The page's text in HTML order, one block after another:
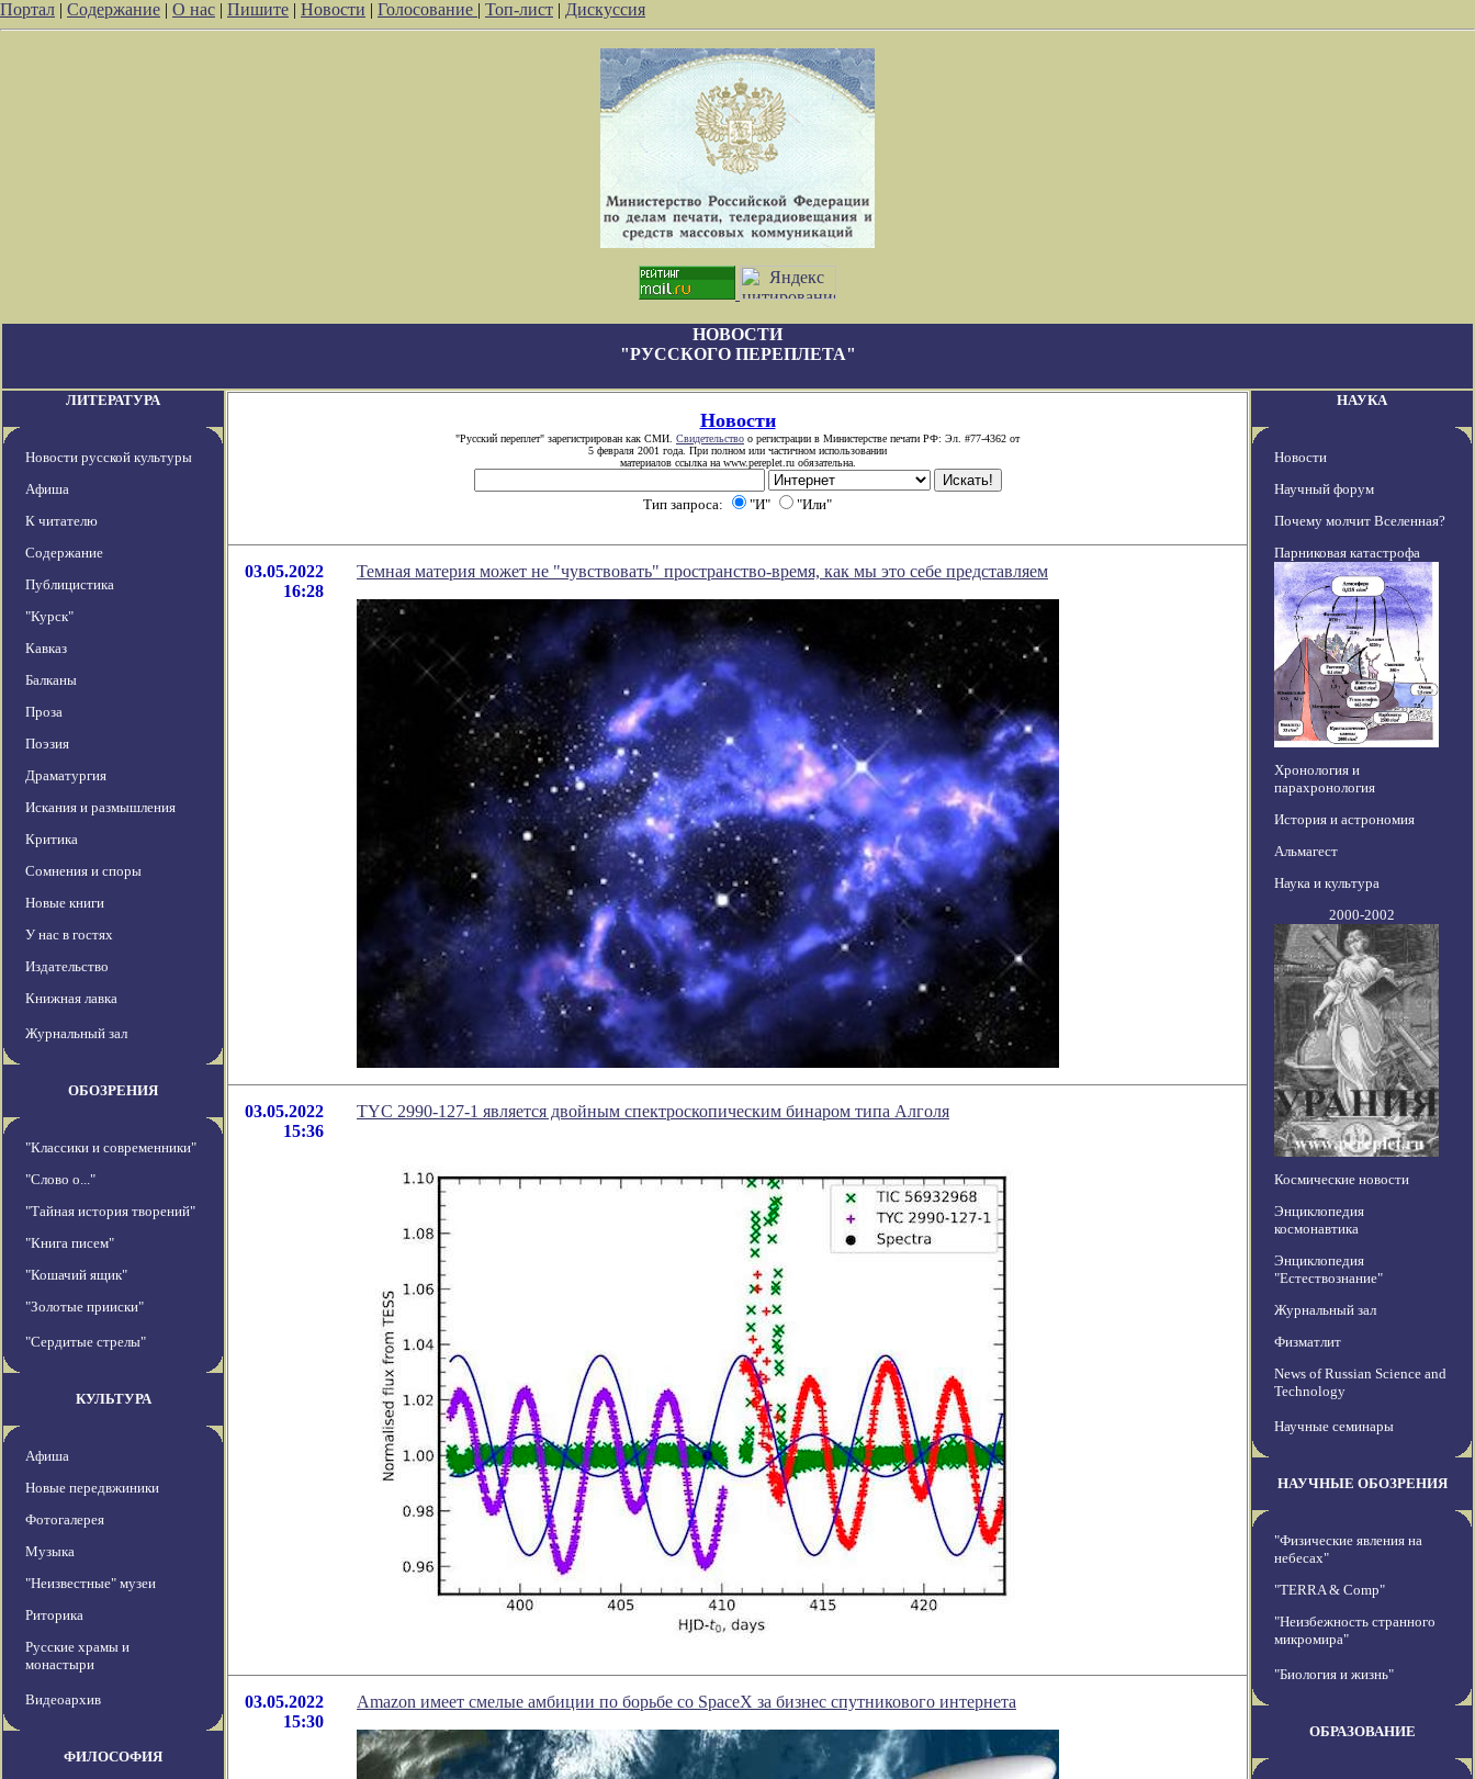
Портал | Содержание | О нас | Пишите | Новости | Голосование | Топ-лист | Дискуссия
НОВОСТИ
"РУССКОГО ПЕРЕПЛЕТА"
ЛИТЕРАТУРА
Новости русской культуры
Афиша
К читателю
Содержание
Публицистика
"Курск"
Кавказ
Балканы
Проза
Поэзия
Драматургия
Искания и размышления
Критика
Сомнения и споры
Новые книги
У нас в гостях
Издательство
Книжная лавка
Журнальный зал
ОБОЗРЕНИЯ
"Классики и современники"
"Слово о..."
"Тайная история творений"
"Книга писем"
"Кошачий ящик"
"Золотые прииски"
"Сердитые стрелы"
КУЛЬТУРА
Афиша
Новые передвжиники
Фотогалерея
Музыка
"Неизвестные" музеи
Риторика
Русские храмы и
монастыри
Видеоархив
ФИЛОСОФИЯ
Новости
"Русский переплет" зарегистрирован как СМИ. Свидетельство о регистрации в Министерстве печати РФ: Эл. #77-4362 от
5 февраля 2001 года. При полном или частичном использовании
материалов ссылка на www.pereplet.ru обязательна.
Тип запроса: "И" "Или"
03.05.2022
16:28
Темная материя может не "чувствовать" пространство-время, как мы это себе представляем
03.05.2022
15:36
TYC 2990-127-1 является двойным спектроскопическим бинаром типа Алголя
03.05.2022
15:30
Amazon имеет смелые амбиции по борьбе со SpaceX за бизнес спутникового интернета
НАУКА
Новости
Научный форум
Почему молчит Вселенная?
Парниковая катастрофа
Хронология и
парахронология
История и астрономия
Альмагест
Наука и культура
2000-2002
Космические новости
Энциклопедия
космонавтика
Энциклопедия
"Естествознание"
Журнальный зал
Физматлит
News of Russian Science and
Technology
Научные семинары
НАУЧНЫЕ ОБОЗРЕНИЯ
"Физические явления на
небесах"
"TERRA & Comp"
"Неизбежность странного
микромира"
"Биология и жизнь"
ОБРАЗОВАНИЕ